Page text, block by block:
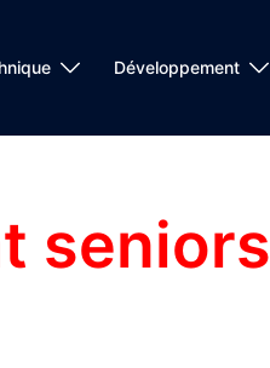
Développement
seniors